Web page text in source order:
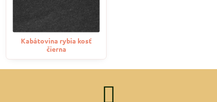
Kabátovina rybia kosť
čierna